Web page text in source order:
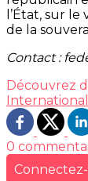
l’État, sur
de la
Contact :
Découvrez
International
0